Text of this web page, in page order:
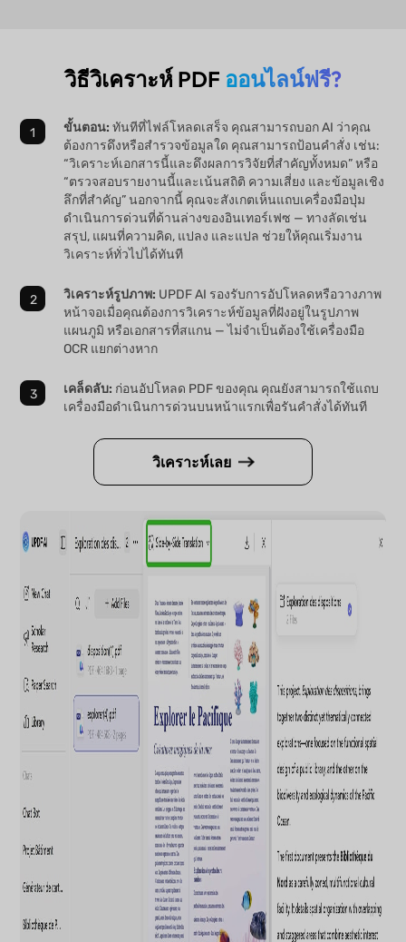
วิธีวิเคราะห์ PDF ออนไลน์ฟรี?
ขั้นตอน: ทันทีที่ไฟล์โหลดเสร็จ คุณสามารถบอก AI ว่าคุณ
ต้องการดึงหรือสำรวจข้อมูลใด คุณสามารถป้อนคำสั่ง เช่น:
“วิเคราะห์เอกสารนี้และดึงผลการวิจัยที่สำคัญทั้งหมด” หรือ
“ตรวจสอบรายงานนี้และเน้นสถิติ ความเสี่ยง และข้อมูลเชิง
ลึกที่สำคัญ” นอกจากนี้ คุณจะสังเกตเห็นแถบเครื่องมือปุ่ม
ดำเนินการด่วนที่ด้านล่างของอินเทอร์เฟซ — ทางลัดเช่น
สรุป, แผนที่ความคิด, แปลง และแปล ช่วยให้คุณเริ่มงาน
วิเคราะห์ทั่วไปได้ทันที
วิเคราะห์รูปภาพ: UPDF AI รองรับการอัปโหลดหรือวางภาพ
หน้าจอเมื่อคุณต้องการวิเคราะห์ข้อมูลที่ฝังอยู่ในรูปภาพ
แผนภูมิ หรือเอกสารที่สแกน — ไม่จำเป็นต้องใช้เครื่องมือ
OCR แยกต่างหาก
เคล็ดลับ: ก่อนอัปโหลด PDF ของคุณ คุณยังสามารถใช้แถบ
เครื่องมือดำเนินการด่วนบนหน้าแรกเพื่อรันคำสั่งได้ทันที
วิเคราะห์เลย